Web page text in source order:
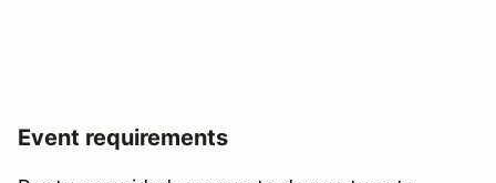
Event requirements